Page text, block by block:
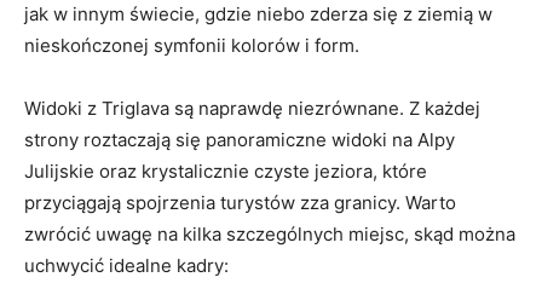
jak w innym świecie, gdzie niebo zderza się z ziemią ⁤w
⁣nieskończonej symfonii kolorów i form.
Widoki z Triglava są naprawdę niezrównane. ⁣Z każdej
strony roztaczają ⁤się panoramiczne widoki na Alpy‌
Julijskie ‍oraz krystalicznie czyste jeziora, które
przyciągają spojrzenia turystów ⁤zza granicy. Warto‌
zwrócić uwagę na kilka szczególnych ⁢miejsc, skąd można
uchwycić idealne kadry: